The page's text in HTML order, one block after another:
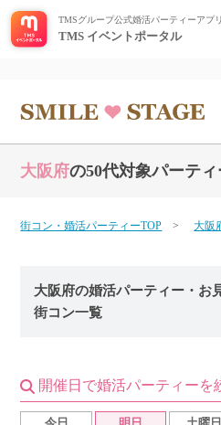
ログイン
はじめての方へ
今週の婚活パーティー
よくあるご質問
お問い合わせ
TMSグループ公式婚活パーティーアプリ
TMS イベントポータル
大阪府の50代対象パーテ
街コン・婚活パーティーTOP 大阪
大阪府の婚活パーティー・お
街コン一覧
開催日で婚活パーティーを